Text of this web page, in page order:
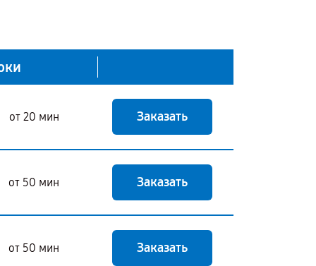
от 20 мин Заказать
от 50 мин Заказать
от 50 мин Заказать